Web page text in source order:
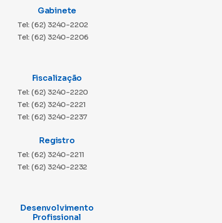
Gabinete
Tel: (62) 3240-2202
Tel: (62) 3240-2206
Fiscalização
Tel: (62) 3240-2220
Tel: (62) 3240-2221
Tel: (62) 3240-2237
Registro
Tel: (62) 3240-2211
Tel: (62) 3240-2232
Desenvolvimento
Profissional